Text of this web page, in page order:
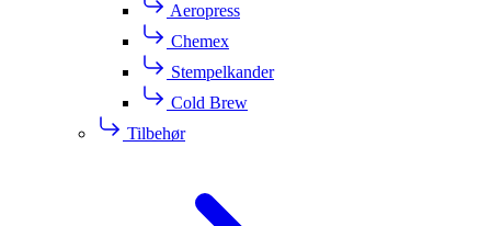
Aeropress
Chemex
Stempelkander
Cold Brew
Tilbehør